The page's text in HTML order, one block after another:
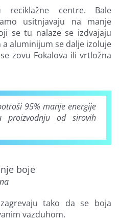
centre. Bale
usitnjavaju na manje
se tu nalaze se izdvajaju
aluminijum se dalje izoluje
zovu Fokalova ili vrtložna
95% manje energije
proizvodnju od sirovih
tako da se boja
vazduhom.